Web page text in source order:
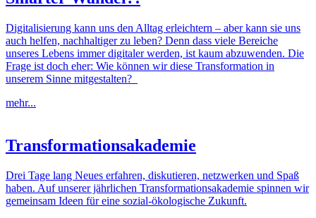
Digitalisierung kann uns den Alltag erleichtern – aber kann sie uns
auch helfen, nachhaltiger zu leben? Denn dass viele Bereiche
unseres Lebens immer digitaler werden, ist kaum abzuwenden. Die
Frage ist doch eher: Wie können wir diese Transformation in
unserem Sinne mitgestalten?
mehr...
Transformationsakademie
Drei Tage lang Neues erfahren, diskutieren, netzwerken und Spaß
haben. Auf unserer jährlichen Transformationsakademie spinnen wir
gemeinsam Ideen für eine sozial-ökologische Zukunft.